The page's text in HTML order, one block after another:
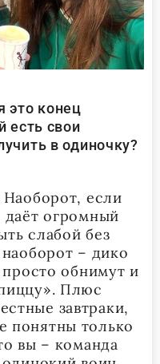
это конец
есть свои
в одиночку?
если
даёт огромный
слабой без
– дико
просто обнимут и
Плюс
завтраки,
понятны только
вы – команда